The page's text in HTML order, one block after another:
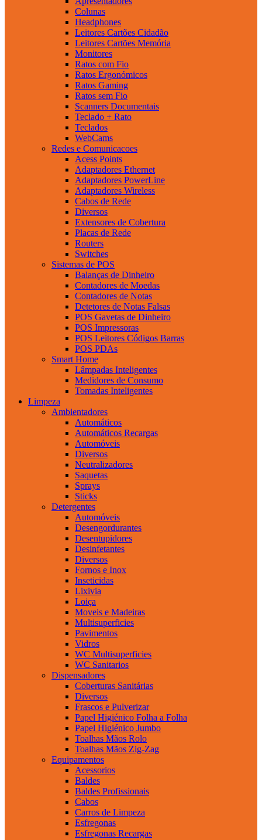
Colunas
Headphones
Leitores Cartões Cidadão
Leitores Cartões Memória
Monitores
Ratos com Fio
Ratos Ergonómicos
Ratos Gaming
Ratos sem Fio
Scanners Documentais
Teclado + Rato
Teclados
WebCams
Redes e Comunicacoes
Acess Points
Adaptadores Ethernet
Adaptadores PowerLine
Adaptadores Wireless
Cabos de Rede
Diversos
Extensores de Cobertura
Placas de Rede
Routers
Switches
Sistemas de POS
Balanças de Dinheiro
Contadores de Moedas
Contadores de Notas
Detetores de Notas Falsas
POS Gavetas de Dinheiro
POS Impressoras
POS Leitores Códigos Barras
POS PDAs
Smart Home
Lâmpadas Inteligentes
Medidores de Consumo
Tomadas Inteligentes
Limpeza
Ambientadores
Automáticos
Automáticos Recargas
Automóveis
Diversos
Neutralizadores
Saquetas
Sprays
Sticks
Detergentes
Automóveis
Desengordurantes
Desentupidores
Desinfetantes
Diversos
Fornos e Inox
Inseticidas
Lixivia
Loiça
Moveis e Madeiras
Multisuperficies
Pavimentos
Vidros
WC Multisuperficies
WC Sanitarios
Dispensadores
Coberturas Sanitárias
Diversos
Frascos e Pulverizar
Papel Higiénico Folha a Folha
Papel Higiénico Jumbo
Toalhas Mãos Rolo
Toalhas Mãos Zig-Zag
Equipamentos
Acessorios
Baldes
Baldes Profissionais
Cabos
Carros de Limpeza
Esfregonas
Esfregonas Recargas